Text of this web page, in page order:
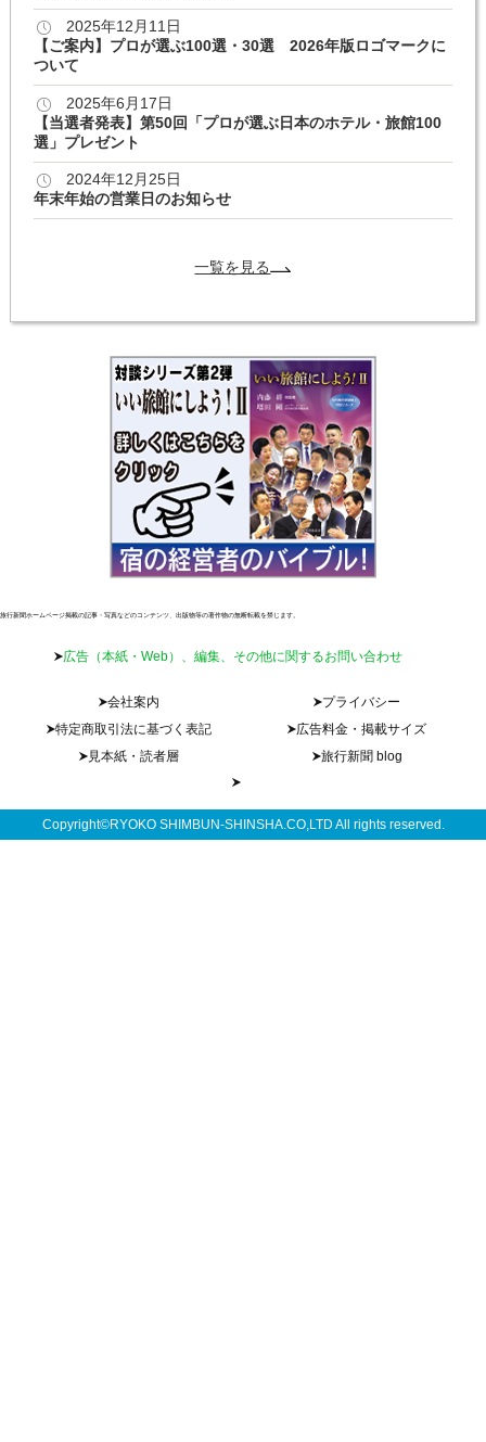
2025年12月11日
【ご案内】プロが選ぶ100選・30選 2026年版ロゴマークに
ついて
2025年6月17日
【当選者発表】第50回「プロが選ぶ日本のホテル・旅館100
選」プレゼント
2024年12月25日
年末年始の営業日のお知らせ
一覧を見る
旅行新聞ホームページ掲載の記事・写真などのコンテンツ、出版物等の著作物の無断転載を禁じます。
広告（本紙・Web）、編集、その他に関するお問い合わせ
会社案内
プライバシー
特定商取引法に基づく表記
広告料金・掲載サイズ
見本紙・読者層
旅行新聞 blog
Copyright©RYOKO SHIMBUN-SHINSHA.CO,LTD All rights reserved.